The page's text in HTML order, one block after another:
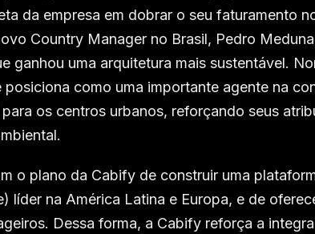
da empresa em dobrar o seu faturamento
Country Manager no Brasil, Pedro
ganhou uma arquitetura mais sustentável.
posiciona como uma importante agente na
os centros urbanos, reforçando seus
o plano da Cabify de construir uma
líder na América Latina e Europa, e de
Dessa forma, a Cabify reforça a